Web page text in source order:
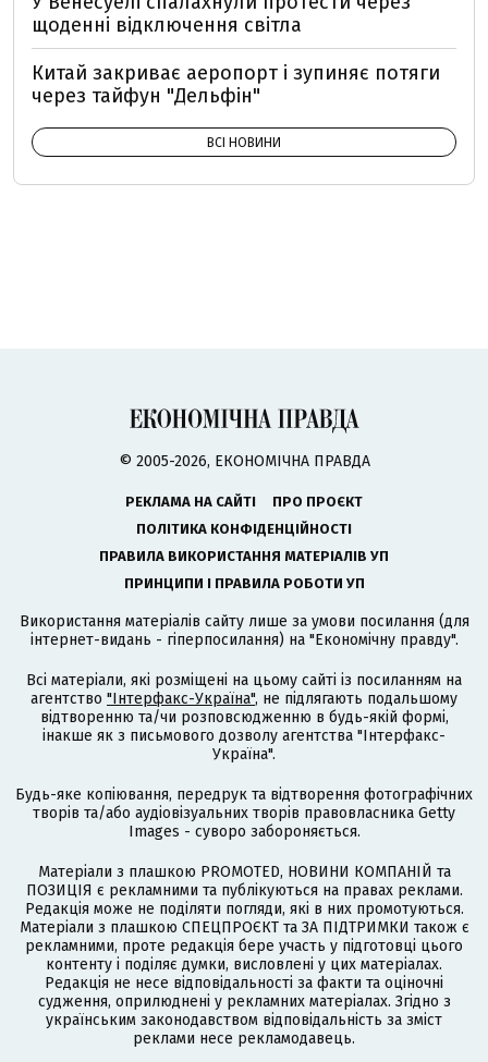
щоденні відключення світла
Китай закриває аеропорт і зупиняє потяги
через тайфун "Дельфін"
ВСІ НОВИНИ
© 2005-2026, ЕКОНОМІЧНА ПРАВДА
РЕКЛАМА НА САЙТІ
ПРО ПРОЄКТ
ПОЛІТИКА КОНФІДЕНЦІЙНОСТІ
ПРАВИЛА ВИКОРИСТАННЯ МАТЕРІАЛІВ УП
ПРИНЦИПИ І ПРАВИЛА РОБОТИ УП
Використання матеріалів сайту лише за умови посилання (для
інтернет-видань - гіперпосилання) на "Економічну правду".
Всі матеріали, які розміщені на цьому сайті із посиланням на
агентство "Інтерфакс-Україна", не підлягають подальшому
відтворенню та/чи розповсюдженню в будь-якій формі,
інакше як з письмового дозволу агентства "Інтерфакс-
Україна".
Будь-яке копіювання, передрук та відтворення фотографічних
творів та/або аудіовізуальних творів правовласника Getty
Images - суворо забороняється.
Матеріали з плашкою PROMOTED, НОВИНИ КОМПАНІЙ та
ПОЗИЦІЯ є рекламними та публікуються на правах реклами.
Редакція може не поділяти погляди, які в них промотуються.
Матеріали з плашкою СПЕЦПРОЄКТ та ЗА ПІДТРИМКИ також є
рекламними, проте редакція бере участь у підготовці цього
контенту і поділяє думки, висловлені у цих матеріалах.
Редакція не несе відповідальності за факти та оціночні
судження, оприлюднені у рекламних матеріалах. Згідно з
українським законодавством відповідальність за зміст
реклами несе рекламодавець.